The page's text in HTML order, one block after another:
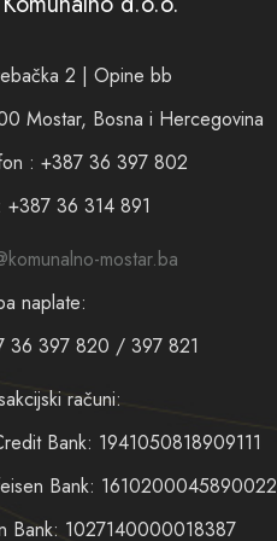
2 | Opine bb
Mostar, Bosna i Hercegovina
: +387 36 397 802
+387 36 314 891
mostar.ba
naplate:
36 397 820 / 397 821
računi:
Bank: 1941050818909111
Bank: 1610200045890022
Bank: 1027140000018387